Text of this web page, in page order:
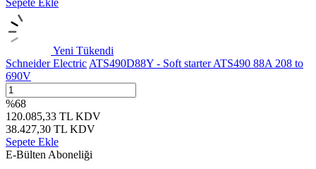
Yeni Tükendi
Schneider Electric ATS490D88Y - Soft starter ATS490 88A 208 to
690V
%68
120.085,33 TL KDV
38.427,30 TL KDV
Sepete Ekle
E-Bülten Aboneliği